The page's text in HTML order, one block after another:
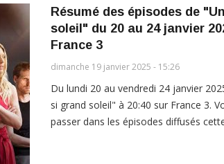
Résumé des épisodes de
soleil" du 20 au 24 janvier
France 3
dimanche 19 janvier 2025 - 15:26
Du lundi 20 au vendredi 24 janvier
si grand soleil" à 20:40 sur France 3.
passer dans les épisodes diffusés